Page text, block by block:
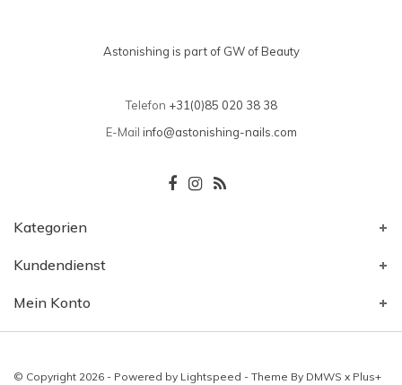
Astonishing is part of GW of Beauty
Telefon +31(0)85 020 38 38
E-Mail info@astonishing-nails.com
Kategorien
Kundendienst
Mein Konto
© Copyright 2026 - Powered by Lightspeed - Theme By DMWS x Plus+